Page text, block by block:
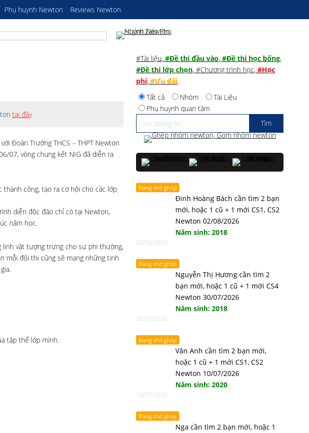
Phụ huynh Newton Reviews Newton
tại đây
Đoàn Trường THCS – THPT Newton
07, vòng chung kết NIG đã diễn ra
công, tạo ra cơ hội cho các lớp
diễn độc đáo chỉ có tại Newton,
năm học.
linh vật tượng trưng cho sự phi thường,
mỗi đội thi cũng sẽ mang những tinh
tập thể lớp mình.
#Tài liệu, #Đề thi đầu vào, #Đề thi học bổng,
#Đề thi lớp chọn, #Chương trình học, #Học
phí, #Ưu đãi,
Tất cả
Nhóm
Tài Liệu
Phụ huynh quan tâm
Đang chờ ghép
Đinh Hoàng Bách cần tìm 2 bạn
mới, hoặc 1 cũ + 1 mới CS1, CS2
Newton 02/08/2026
Năm sinh: 2018
03/08/2026
Đang chờ ghép
Nguyễn Thị Hương cần tìm 2
bạn mới, hoặc 1 cũ + 1 mới CS4
Newton 30/07/2026
Năm sinh: 2018
30/07/2026
Đang chờ ghép
Vân Anh cần tìm 2 bạn mới,
hoặc 1 cũ + 1 mới CS1, CS2
Newton 10/07/2026
Năm sinh: 2020
10/07/2026
Đang chờ ghép
Nga cần tìm 2 bạn mới, hoặc 1